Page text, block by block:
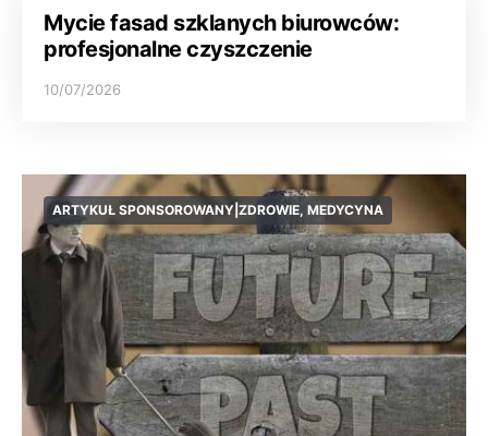
Mycie fasad szklanych biurowców:
profesjonalne czyszczenie
10/07/2026
ARTYKUŁ SPONSOROWANY|ZDROWIE, MEDYCYNA